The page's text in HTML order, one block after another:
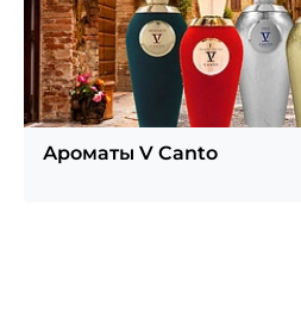
Представленный изыск
марки, посвященной
личностям и знаковым
Возрождения. Он передает
искушающий рассказ о
страсти очаровательной
Лукреции Боржиа, ставшей
этой повести. Ее очарованию
было сопротивляться,
Ароматы V Canto